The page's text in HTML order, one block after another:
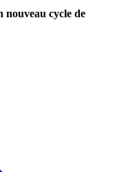
nouveau cycle de